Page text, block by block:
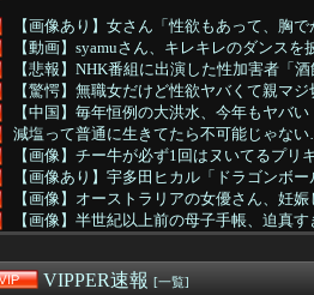
【画像あり】女さん「性欲もあって、胸
【動画】syamuさん、キレキレのダンスを
【悲報】NHK番組に出演した性加害者「
【驚愕】無職女だけど性欲ヤバくて親マ
【中国】毎年恒例の大洪水、今年もヤバ
減塩って普通に生きてたら不可能じゃな
【画像】チー牛が必ず1回はヌいてるプリ
【画像あり】宇多田ヒカル「ドラゴンボ
【画像】オーストラリアの女優さん、妊
【画像】半世紀以上前の母子手帳、迫真す
【衝撃映像】かもしれない運転、限界突
連れて行かれた
VIPPER速報 [一覧]